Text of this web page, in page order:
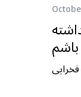
باشم
فخرایی